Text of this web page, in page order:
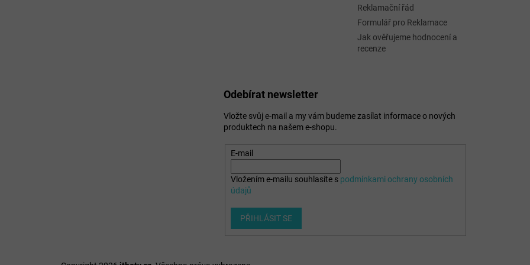
Reklamační řád
Formulář pro Reklamace
Jak ověřujeme hodnocení a
recenze
Odebírat newsletter
Vložte svůj e-mail a my vám budeme zasílat informace o nových
produktech na našem e-shopu.
E-mail
Vložením e-mailu souhlasíte s podmínkami ochrany osobních
údajů
PŘIHLÁSIT SE